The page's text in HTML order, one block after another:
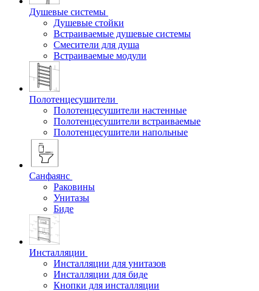
Душевые системы
Душевые стойки
Встраиваемые душевые системы
Смесители для душа
Встраиваемые модули
Полотенцесушители
Полотенцесушители настенные
Полотенцесушители встраиваемые
Полотенцесушители напольные
Санфаянс
Раковины
Унитазы
Биде
Инсталляции
Инсталляции для унитазов
Инсталляции для биде
Кнопки для инсталляции